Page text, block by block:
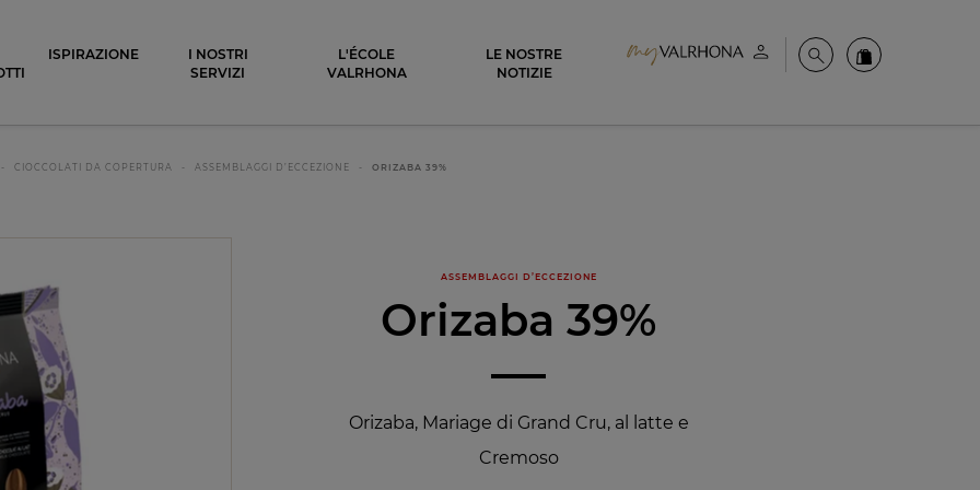
Il mio accountCercaOrdinate i
ISPIRAZIONE
I NOSTRI
SERVIZI
L'ÉCOLE
VALRHONA
LE NOSTRE
NOTIZIE
CIOCCOLATI DA COPERTURA ASSEMBLAGGI D’ECCEZIONE ORIZABA 39%
ASSEMBLAGGI D’ECCEZIONE
Orizaba 39%
Orizaba, Mariage di Grand Cru, al latte e
Cremoso